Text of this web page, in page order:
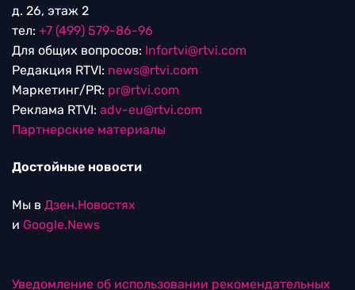
д. 26, этаж 2
тел: +7 (499) 579-86-96
Для общих вопросов: Infortvi@rtvi.com
Редакция RTVI: news@rtvi.com
Маркетинг/PR: pr@rtvi.com
Реклама RTVI: adv-eu@rtvi.com
Партнерские материалы
Достойные новости
Мы в Дзен.Новостях
и Google.News
Уведомление об использовании рекомендательных